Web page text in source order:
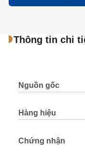
Thông tin chi
Nguồn gốc
Hàng hiệu
Chứng nhận